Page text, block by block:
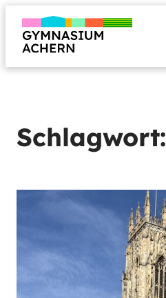
Inhalt
springen
Schlagwort: